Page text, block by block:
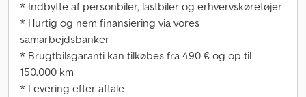
* Indbytte af personbiler, lastbiler og erhvervskøretøjer
* Hurtig og nem finansiering via vores
samarbejdsbanker
* Brugtbilsgaranti kan tilkøbes fra 490 € og op til
150.000 km
* Levering efter aftale